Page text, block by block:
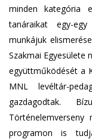
minden kategória
tanáraikat egy-
munkájuk
Szakmai Egyesülete
együttműködését a
MNL levéltár-
gazdagodtak.
programon is